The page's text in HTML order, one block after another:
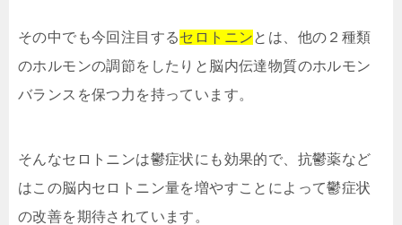
その中でも今回注目するセロトニンとは、他の２種類
のホルモンの調節をしたりと脳内伝達物質のホルモン
バランスを保つ力を持っています。
そんなセロトニンは鬱症状にも効果的で、抗鬱薬など
はこの脳内セロトニン量を増やすことによって鬱症状
の改善を期待されています。